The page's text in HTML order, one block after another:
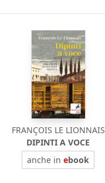
FRANÇOIS LE LIONNAIS
DIPINTI A VOCE
anche inebook